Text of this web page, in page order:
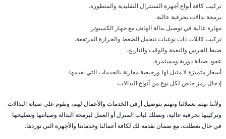
تركيب كافة أنواع أجهزة السنترال التقليدية والمتطورة.
برمجة بدالات بحرفية عالية.
مهارة عالية في توصيل بدالة الهاتف مع جهاز الكمبيوتر.
تركيب كابلات ذات نوعيات تتحمل الضغط والحرارة المرتفعة.
ضبط الجرس والنغمة والوقت والتاريخ.
عقود صيانة دورية ومستمرة.
أسعار متميزة لا مثيل لها ورخيصة مقارنة بالخدمات التي نقدمها.
إدخال رمز خاص لكل نوع من أنواع البدالات.
ولأننا نهتم بعملائنا ونهتم بتوصيل أرقى الخدمات والأعمال لهم، ونقوم على صيانة البدالات
وتركيبها بحرفية عالية، ونصلك لباب المنزل أو العمل لبرمجة البدالة وصيانتها وتصليحها
في حال تعطلت، مع ضمان نقدمه لك لكافة أعمالنا وخدماتنا والأجهزة التي نوردها.